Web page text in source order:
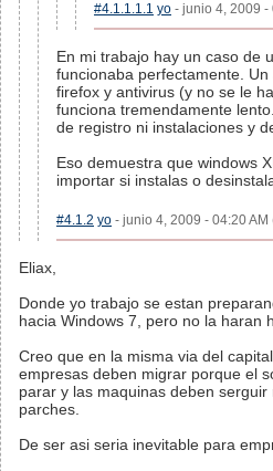
#4.1.1.1.1 yo - junio 4, 2009 -
En mi trabajo hay un caso de
funcionaba perfectamente.
firefox y antivirus (y no se le
funciona tremendamente
de registro ni instalaciones y
Eso demuestra que windows
importar si instalas o
#4.1.2 yo - junio 4, 2009 - 04:20
Eliax,
Donde yo trabajo se estan
hacia Windows 7, pero no la haran
Creo que en la misma via del
empresas deben migrar porque el
parar y las maquinas deben
parches.
De ser asi seria inevitable para